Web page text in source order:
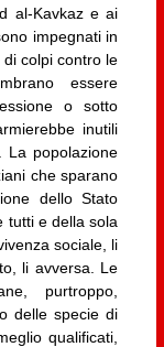
al-Kavkaz e ai
impegnati in
colpi contro le
essere
o sotto
inutili
La popolazione
che sparano
dello Stato
tutti e della sola
sociale, li
li avversa. Le
purtroppo,
delle specie di
qualificati,